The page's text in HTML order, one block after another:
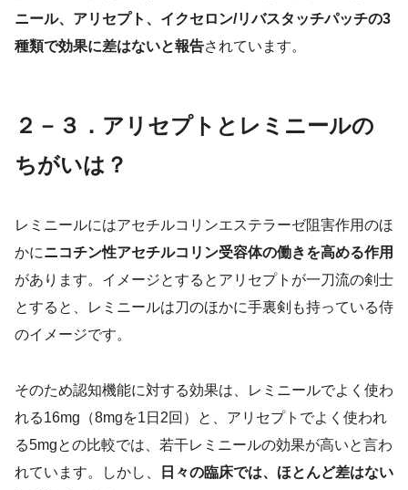
ニール、アリセプト、イクセロン/リバスタッチパッチの3
種類で効果に差はないと報告されています。
２－３．アリセプトとレミニールの
ちがいは？
レミニールにはアセチルコリンエステラーゼ阻害作用のほ
かにニコチン性アセチルコリン受容体の働きを高める作用
があります。イメージとするとアリセプトが一刀流の剣士
とすると、レミニールは刀のほかに手裏剣も持っている侍
のイメージです。
そのため認知機能に対する効果は、レミニールでよく使わ
れる16mg（8mgを1日2回）と、アリセプトでよく使われ
る5mgとの比較では、若干レミニールの効果が高いと言わ
れています。しかし、
日々の臨床では、ほとんど差はない